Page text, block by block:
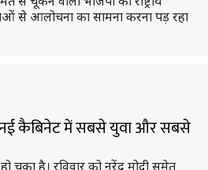
से आलोचना का सामना करना पड़ रहा
नई कैबिनेट में सबसे युवा और सबसे
चुका है। रविवार को नरेंद्र मोदी समेत